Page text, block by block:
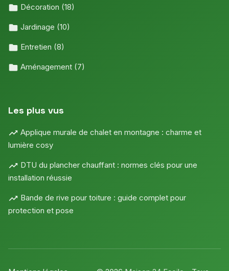
Décoration (18)
Jardinage (10)
Entretien (8)
Aménagement (7)
Les plus vus
Applique murale de chalet en montagne : charme et
lumière cosy
DTU du plancher chauffant : normes clés pour une
installation réussie
Bande de rive pour toiture : guide complet pour
protection et pose